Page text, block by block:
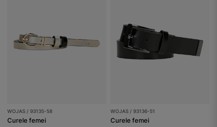
WOJAS / 93135-58
Curele femei
WOJAS / 93136-51
Curele femei